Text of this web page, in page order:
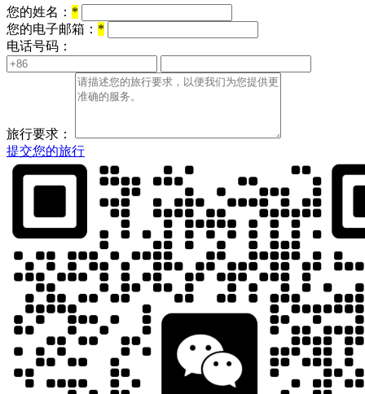
您的姓名： *
您的电子邮箱： *
电话号码：
旅行要求：
提交您的旅行